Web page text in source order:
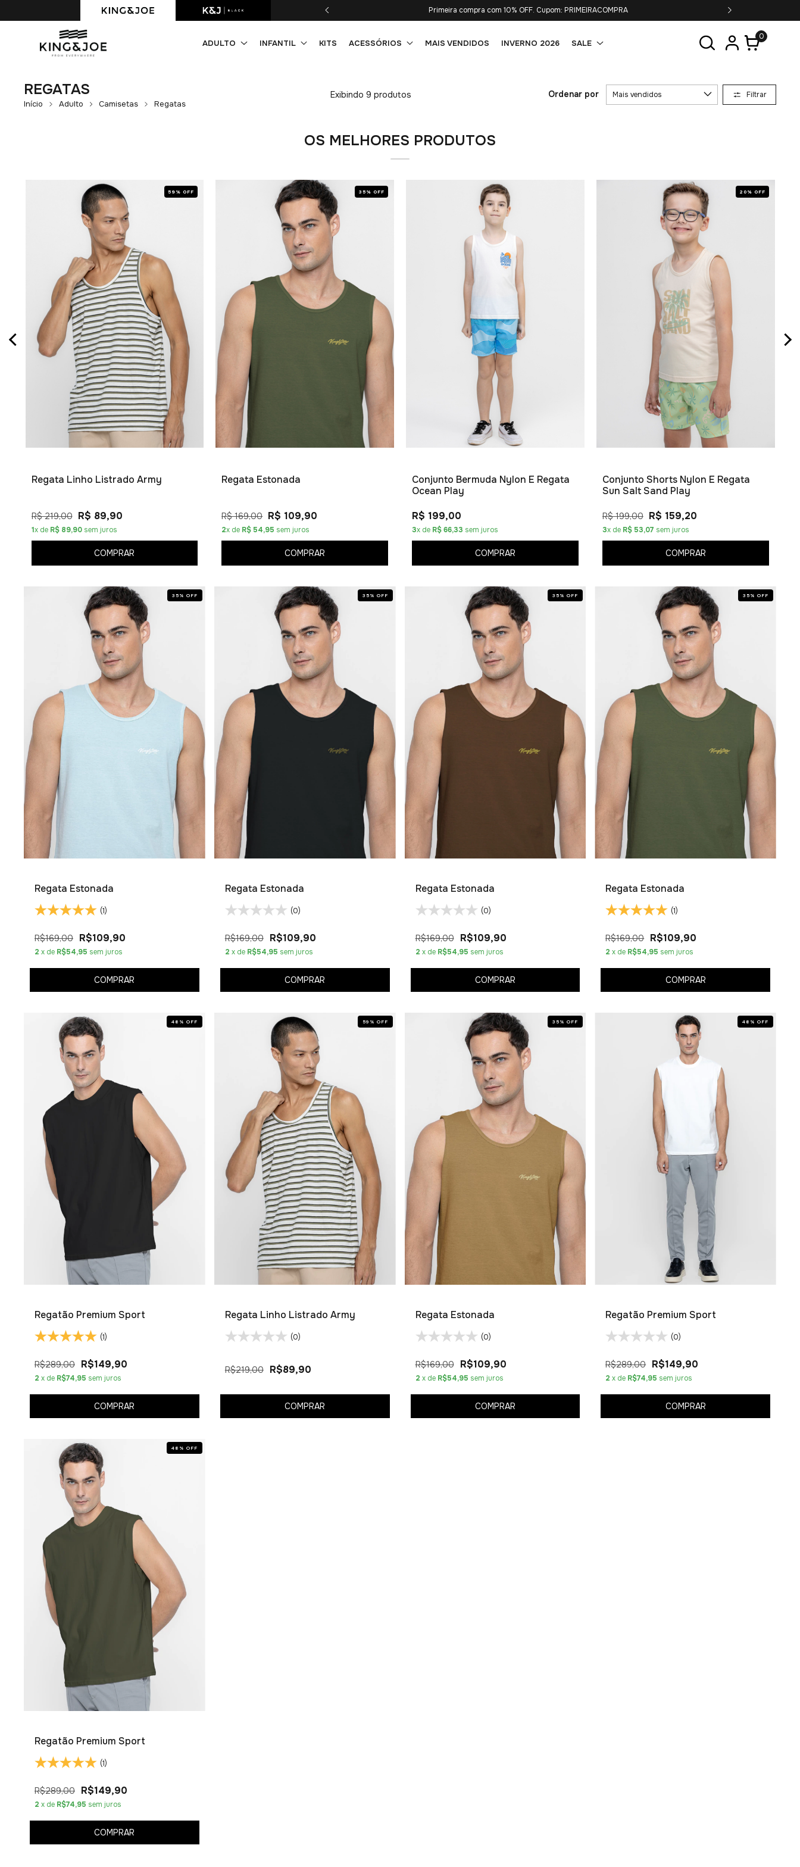
Primeira compra com 10% OFF. Cupom: PRIMEIRACOMPRA Parcelamento 6x s/juros.
ADULTO INFANTIL KITS ACESSÓRIOS MAIS VENDIDOS INVERNO 2026 SALE
0
REGATAS
Início Adulto Camisetas Regatas
Exibindo 9 produtos Ordenar por Filtrar
OS MELHORES PRODUTOS
59% OFF
Regata Linho Listrado Army
R$ 219,00 R$ 89,90
1x de R$ 89,90sem juros
COMPRAR
35% OFF
Regata Estonada
R$ 169,00 R$ 109,90
2x de R$ 54,95 sem juros
COMPRAR
Conjunto Bermuda Nylon E Regata
Ocean Play
R$ 199,00
3x de R$ 66,33 sem juros
COMPRAR
20% OFF
Conjunto Shorts Nylon E Regata
Sun Salt Sand Play
R$ 199,00 R$ 159,20
3x de R$ 53,07 sem juros
COMPRAR
35 % OFF
Regata Estonada
(1)
R$169,00 R$109,90
2 x de R$54,95 sem juros
COMPRAR
35 % OFF
Regata Estonada
(0)
R$169,00 R$109,90
2 x de R$54,95 sem juros
COMPRAR
35 %OFF
Regata Estonada
(0)
R$169,00 R$109,90
2 x de R$54,95 sem juros
COMPRAR
35 % OFF
Regata Estonada
(1)
R$169,00 R$109,90
2 x de R$54,95 sem juros
COMPRAR
48 % OFF
Regatão Premium Sport
(1)
R$289,00 R$149,90
2 x de R$74,95 sem juros
COMPRAR
59 % OFF
Regata Linho Listrado Army
(0)
R$219,00 R$89,90
COMPRAR
35 %OFF
Regata Estonada
(0)
R$169,00 R$109,90
2 x de R$54,95 sem juros
COMPRAR
48 % OFF
Regatão Premium Sport
(0)
R$289,00 R$149,90
2 x de R$74,95 sem juros
COMPRAR
48 % OFF
Regatão Premium Sport
(1)
R$289,00 R$149,90
2 x de R$74,95 sem juros
COMPRAR